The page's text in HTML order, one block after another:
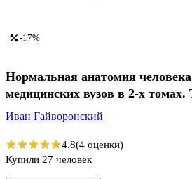
-17%
Нормальная анатомия
медицинских вузов в 2-х томах.
Иван Гайворонский
4.8(4 оценки)
Купили 27 человек